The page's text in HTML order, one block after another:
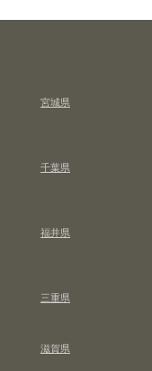
宮城県
千葉県
福井県
三重県
滋賀県